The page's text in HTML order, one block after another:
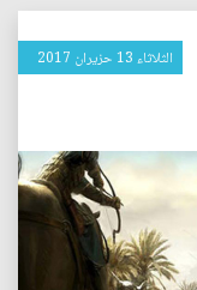
الثلاثاء 13 حزيران 2017